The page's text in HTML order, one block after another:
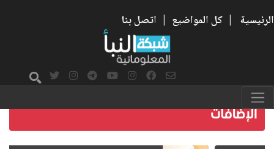
الرئيسية | كل المواضيع | اتصل بنا